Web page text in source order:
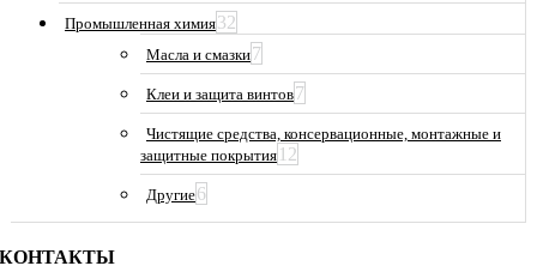
Промышленная химия32
Масла и смазки7
Клеи и защита винтов7
Чистящие средства, консервационные, монтажные и
защитные покрытия 12
Другие6
КОНТАКТЫ